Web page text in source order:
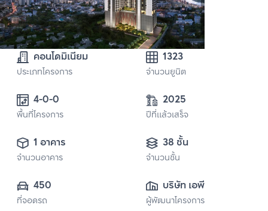
คอนโดมิเนียม
ประเภทโครงการ
1323
จำนวนยูนิต
4-0-0
พื้นที่โครงการ
2025
ปีที่แล้วเสร็จ
1 อาคาร
จำนวนอาคาร
38 ชั้น
จำนวนชั้น
450
ที่จอดรถ
บริษัท เอพี เอ็มอี 15
จำกัด
ผู้พัฒนาโครงการ